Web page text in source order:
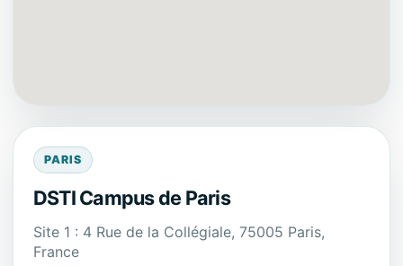
PARIS
DSTI Campus de Paris
Site 1 : 4 Rue de la Collégiale, 75005 Paris,
France